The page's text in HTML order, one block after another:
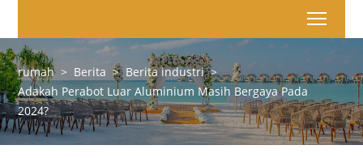
rumah > Berita > Berita industri >
Adakah Perabot Luar Aluminium Masih Bergaya Pada
2024?